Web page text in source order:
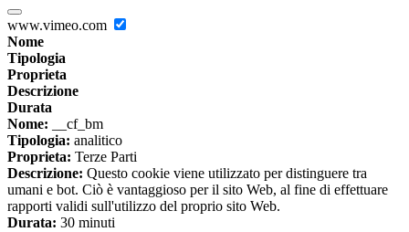
www.vimeo.com
Nome
Tipologia
Proprieta
Descrizione
Durata
Nome: __cf_bm
Tipologia: analitico
Proprieta: Terze Parti
Descrizione: Questo cookie viene utilizzato per distinguere tra
umani e bot. Ciò è vantaggioso per il sito Web, al fine di effettuare
rapporti validi sull'utilizzo del proprio sito Web.
Durata: 30 minuti